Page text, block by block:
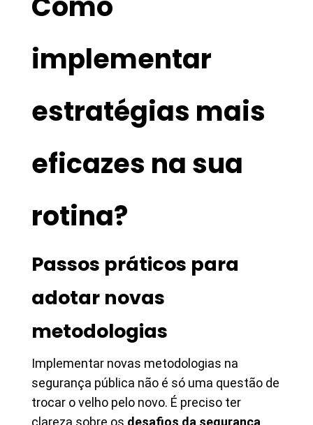
implementar
estratégias mais
eficazes na sua
rotina?
Passos práticos para
adotar novas
metodologias
Implementar novas metodologias na
segurança pública não é só uma questão de
trocar o velho pelo novo. É preciso ter
clareza sobre os desafios da segurança